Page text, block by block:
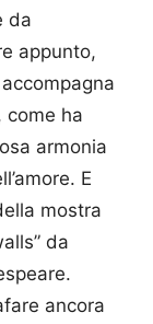
da
appunto,
come ha
armonia
E
mostra
da
ancora